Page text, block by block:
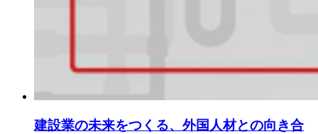
建設業の未来をつくる、外国人材との向き合